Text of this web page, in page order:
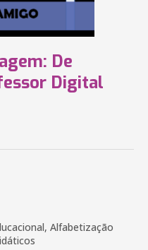
De
Digital
Alfabetização